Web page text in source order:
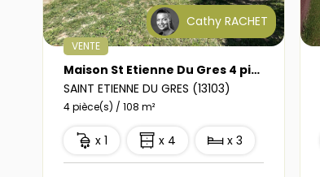
Cathy RACHET
VENTE
Maison St Etienne Du Gres 4 pièce(s) 108 m2 - jardin - garage
SAINT ETIENNE DU GRES (13103)
4 pièce(s) / 108 m²
x 1 x 4 x 3